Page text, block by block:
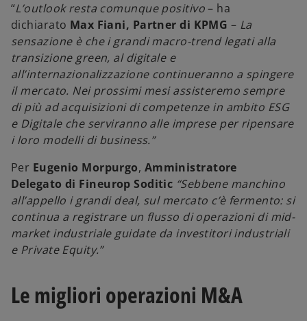
“L’outlook resta comunque positivo– ha
dichiarato Max Fiani, Partner di KPMG – La
sensazione è che i grandi macro-trend legati alla
transizione green, al digitale e
all’internazionalizzazione continueranno a spingere
il mercato. Nei prossimi mesi assisteremo sempre
di più ad acquisizioni di competenze in ambito ESG
e Digitale che serviranno alle imprese per ripensare
i loro modelli di business.”
Per Eugenio Morpurgo, Amministratore
Delegato di Fineurop Soditic “Sebbene manchino
all’appello i grandi deal, sul mercato c’è fermento: si
continua a registrare un flusso di operazioni di mid-
market industriale guidate da investitori industriali
e Private Equity.”
Le migliori operazioni M&A